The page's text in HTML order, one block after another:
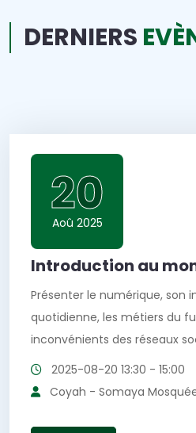
DERNIERS
20
Aoû 2025
Introduction au
Présenter le numérique, son
quotidienne, les métiers du
inconvénients des réseaux
2025-08-20 13:30 - 15:00
Coyah - Somaya